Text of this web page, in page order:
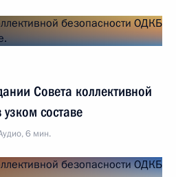
Совета коллективной
составе
6 мин.